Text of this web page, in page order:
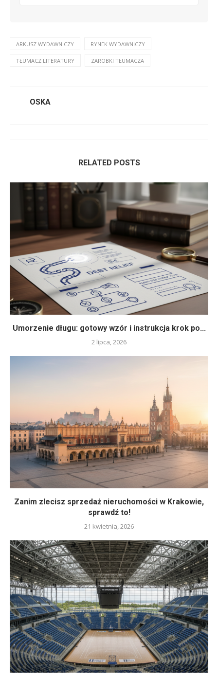
ARKUSZ WYDAWNICZY RYNEK WYDAWNICZY
TŁUMACZ LITERATURY ZAROBKI TŁUMACZA
OSKA
RELATED POSTS
Umorzenie długu: gotowy wzór i instrukcja krok po...
2 lipca, 2026
Zanim zlecisz sprzedaż nieruchomości w Krakowie,
sprawdź to!
21 kwietnia, 2026